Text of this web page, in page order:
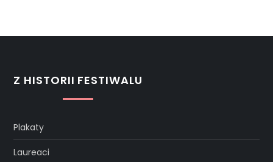
Z HISTORII FESTIWALU
Plakaty
Laureaci